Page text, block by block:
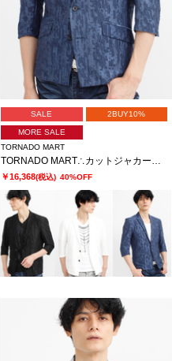
SALE 2BUY10%
MORE SALE
TORNADO MART
TORNADO MART∴カットジャカード7分袖ジャケット
￥16,368(税込) 40%OFF